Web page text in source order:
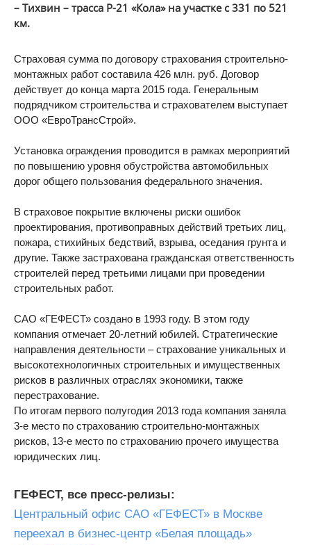
– Тихвин – трасса Р-21 «Кола» на участке с 331 по 521
км.
Страховая сумма по договору страхования строительно-
монтажных работ составила 426 млн. руб. Договор
действует до конца марта 2015 года. Генеральным
подрядчиком строительства и страхователем выступает
ООО «ЕвроТрансСтрой».
Установка ограждения проводится в рамках мероприятий
по повышению уровня обустройства автомобильных
дорог общего пользования федерального значения.
В страховое покрытие включены риски ошибок
проектирования, противоправных действий третьих лиц,
пожара, стихийных бедствий, взрыва, оседания грунта и
другие. Также застрахована гражданская ответственность
строителей перед третьими лицами при проведении
строительных работ.
САО «ГЕФЕСТ» создано в 1993 году. В этом году
компания отмечает 20-летний юбилей. Стратегические
направления деятельности – страхование уникальных и
высокотехнологичных строительных и имущественных
рисков в различных отраслях экономики, также
перестрахование.
По итогам первого полугодия 2013 года компания заняла
3-е место по страхованию строительно-монтажных
рисков, 13-е место по страхованию прочего имущества
юридических лиц.
ГЕФЕСТ, все пресс-релизы:
Центральный офис САО «ГЕФЕСТ» в Москве
переехал в бизнес-центр «Белая площадь»